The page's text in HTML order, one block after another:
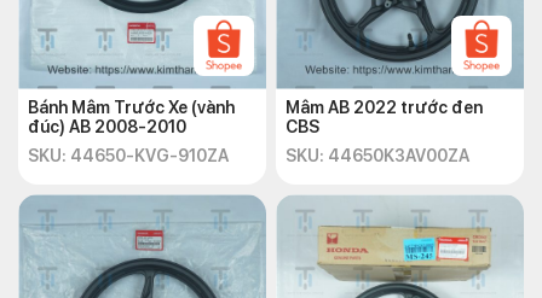
Bánh Mâm Trước Xe (vành
đúc) AB 2008-2010
SKU: 44650-KVG-910ZA
Mâm AB 2022 trước đen
CBS
SKU: 44650K3AV00ZA